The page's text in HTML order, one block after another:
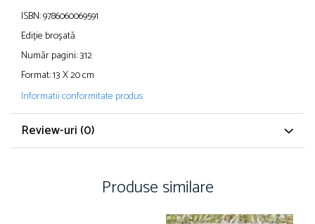
ISBN: 9786060069591
Ediție broșată
Număr pagini: 312
Format: 13 X 20 cm
Informatii conformitate produs
Review-uri (0)
Produse similare